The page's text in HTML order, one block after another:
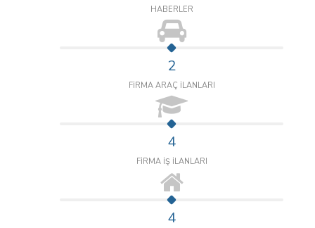
HABERLER
2
FİRMA ARAÇ İLANLARI
4
FİRMA İŞ İLANLARI
4